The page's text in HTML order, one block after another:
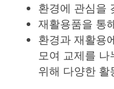
환경에 관심을
재활용품을 통
환경과 재활용
모여 교제를
위해 다양한 활